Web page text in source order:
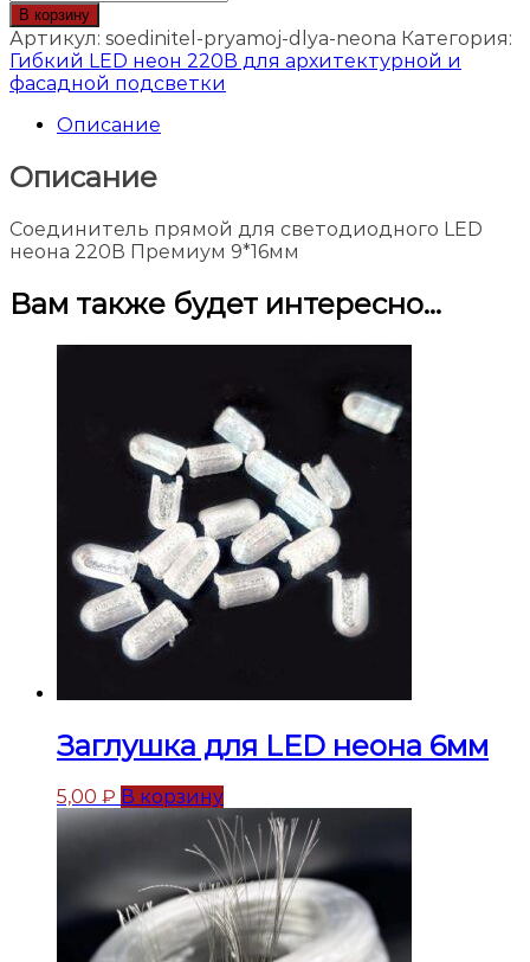
В корзину
Артикул: soedinitel-pryamoj-dlya-neona Категория:
Гибкий LED неон 220В для архитектурной и
фасадной подсветки
Описание
Описание
Соединитель прямой для светодиодного LED
неона 220В Премиум 9*16мм
Вам также будет интересно…
Заглушка для LED неона 6мм
5,00 ₽ В корзину